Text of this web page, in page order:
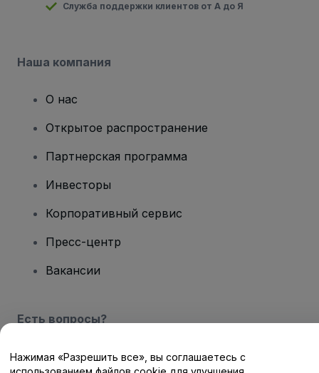
Служба поддержки клиентов от А до Я
Наша компания
О нас
Открытое распространение
Партнерская программа
Инвесторы
Корпоративный сервис
Пресс-центр
Вакансии
Есть вопросы?
Центр помощи / Свяжитесь с нами
Нажимая «Разрешить все», вы соглашаетесь с